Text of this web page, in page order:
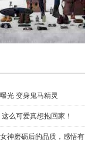
光 变身鬼马精灵
么可爱真想抱回家！
神磨砺后的品质，感悟有